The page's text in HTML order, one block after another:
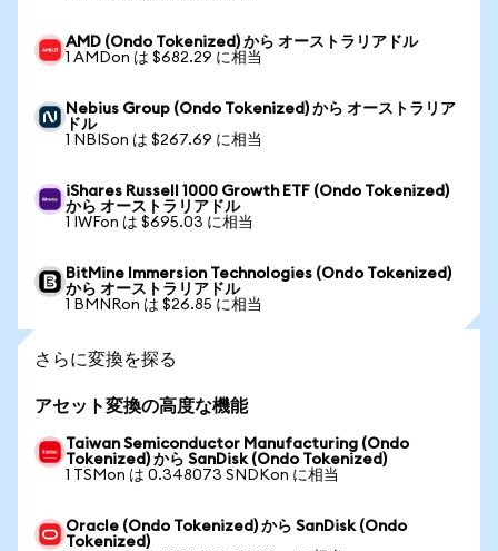
AMD (Ondo Tokenized) から オーストラリアドル
1 AMDon は $682.29 に相当
Nebius Group (Ondo Tokenized) から オーストラリア
ドル
1 NBISon は $267.69 に相当
iShares Russell 1000 Growth ETF (Ondo Tokenized)
から オーストラリアドル
1 IWFon は $695.03 に相当
BitMine Immersion Technologies (Ondo Tokenized)
から オーストラリアドル
1 BMNRon は $26.85 に相当
さらに変換を探る
アセット変換の高度な機能
Taiwan Semiconductor Manufacturing (Ondo
Tokenized) から SanDisk (Ondo Tokenized)
1 TSMon は 0.348073 SNDKon に相当
Oracle (Ondo Tokenized) から SanDisk (Ondo
Tokenized)